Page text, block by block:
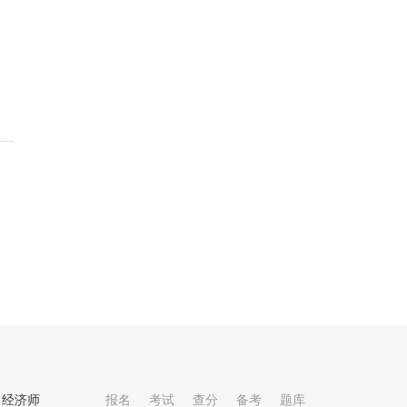
经济师 报名 考试 查分 备考 题库